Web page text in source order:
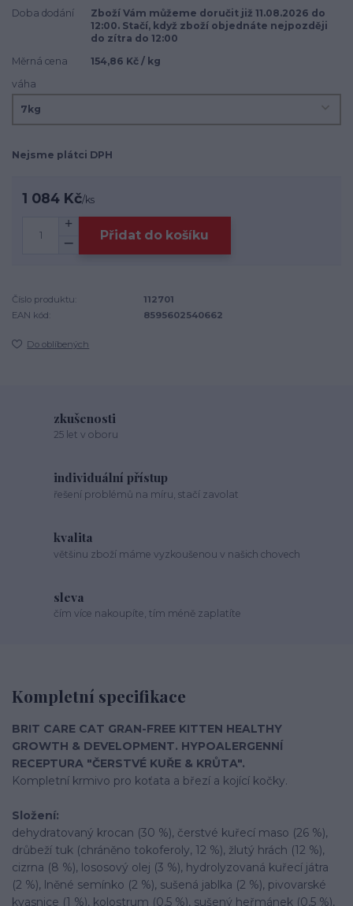
Doba dodání
Zboží Vám můžeme doručit již 11.08.2026 do
12:00. Stačí, když zboží objednáte nejpozději
do zítra do 12:00
Měrná cena
154,86 Kč / kg
váha
Nejsme plátci DPH
1 084 Kč/ks
Přidat do košíku
Číslo produktu:
112701
EAN kód:
8595602540662
Do oblíbených
zkušenosti
25 let v oboru
individuální přístup
řešení problémů na míru, stačí zavolat
kvalita
většinu zboží máme vyzkoušenou v našich chovech
sleva
čím více nakoupíte, tím méně zaplatíte
Kompletní specifikace
BRIT CARE CAT GRAN-FREE KITTEN HEALTHY
GROWTH & DEVELOPMENT. HYPOALERGENNÍ
RECEPTURA "ČERSTVÉ KUŘE & KRŮTA".
Kompletní krmivo pro koťata a březí a kojící kočky.
Složení:
dehydratovaný krocan (30 %), čerstvé kuřecí maso (26 %),
drůbeží tuk (chráněno tokoferoly, 12 %), žlutý hrách (12 %),
cizrna (8 %), lososový olej (3 %), hydrolyzovaná kuřecí játra
(2 %), lněné semínko (2 %), sušená jablka (2 %), pivovarské
kvasnice (1 %), kolostrum (0,5 %), sušený heřmánek (0,5 %),